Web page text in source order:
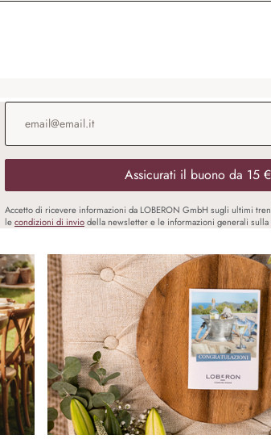
Indirizzo e-mail
Assicurati il buono da 15 €
Accetto di ricevere informazioni da LOBERON GmbH sugli ultimi
lecondizioni di inviodella newsletter e le informazioni generali sulla